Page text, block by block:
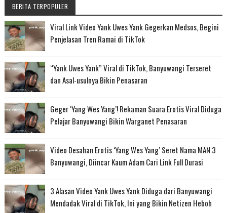
BERITA TERPOPULER
Viral Link Video Yank Uwes Yank Gegerkan Medsos, Begini
Penjelasan Tren Ramai di TikTok
“Yank Uwes Yank” Viral di TikTok, Banyuwangi Terseret
dan Asal-usulnya Bikin Penasaran
Geger ‘Yang Wes Yang’! Rekaman Suara Erotis Viral Diduga
Pelajar Banyuwangi Bikin Warganet Penasaran
Video Desahan Erotis ‘Yang Wes Yang’ Seret Nama MAN 3
Banyuwangi, Diincar Kaum Adam Cari Link Full Durasi
3 Alasan Video Yank Uwes Yank Diduga dari Banyuwangi
Mendadak Viral di TikTok, Ini yang Bikin Netizen Heboh